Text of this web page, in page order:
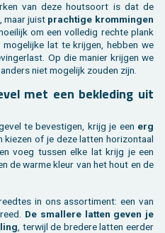
van deze hout­soort is dat de
maar juist prach­ti­ge krom­min­gen
om een vol­le­dig rech­te plank
lat te krij­gen, heb­ben we
Op die ma­nier krij­gen we
niet mo­ge­lijk zou­den zijn.
met een be­kle­ding uit
te be­ves­ti­gen, krijg je een erg
kie­zen of je deze lat­ten ho­ri­zon­taal
voeg tus­sen elke lat krijg je een
de warme kleur van het hout en de
in ons as­sor­ti­ment: een van
De smal­le­re lat­ten geven je
, ter­wijl de bre­de­re lat­ten eer­der